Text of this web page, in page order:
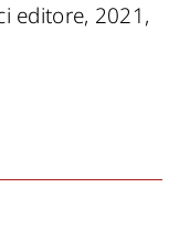
editore, 2021,